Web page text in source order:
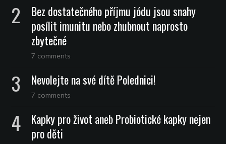
Bez dostatečného příjmu jódu jsou snahy
posílit imunitu nebo zhubnout naprosto
zbytečné
7 comments
Nevolejte na své dítě Polednici!
7 comments
Kapky pro život aneb Probiotické kapky nejen
pro děti